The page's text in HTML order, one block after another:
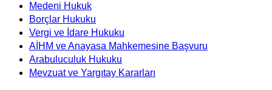
Medeni Hukuk
Borçlar Hukuku
Vergi ve İdare Hukuku
AİHM ve Anayasa Mahkemesine Başvuru
Arabuluculuk Hukuku
Mevzuat ve Yargıtay Kararları